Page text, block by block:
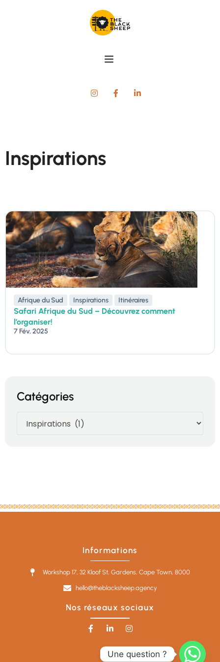
Inspirations
Afrique du Sud Inspirations Itinéraires
Safari Afrique du Sud – Découvrez comment
l’organiser!
7 Fév, 2025
Catégories
Informations
Workshop 17, 32 Kloof St, Gardens, Cape Town, 8000
hello@theblacksheep.agency
Nos réseaux sociaux
Une question ?